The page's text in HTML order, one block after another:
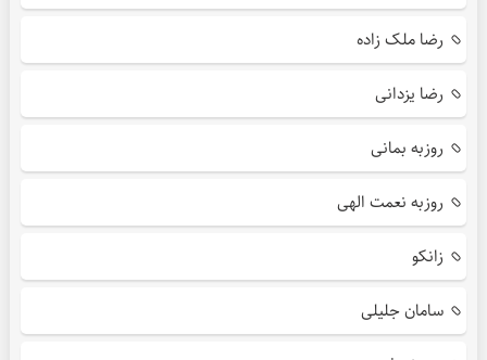
رضا ملک زاده
رضا یزدانی
روزبه بمانی
روزبه نعمت الهی
زانکو
سامان جلیلی